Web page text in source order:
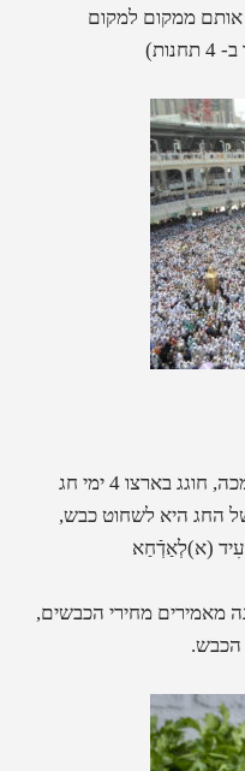
ממקום למקום
מי שאינו מצליח לעלות לרגל למכה, חוגג בארצו 4 ימי חג
החג היא לשחוט כבש,
(א)לְאַדְֿחַא
מאמירים מחירי הכבשים,